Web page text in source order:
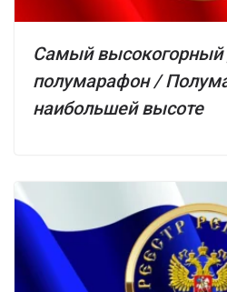
Самый
полумарафон /
наибольшей высоте